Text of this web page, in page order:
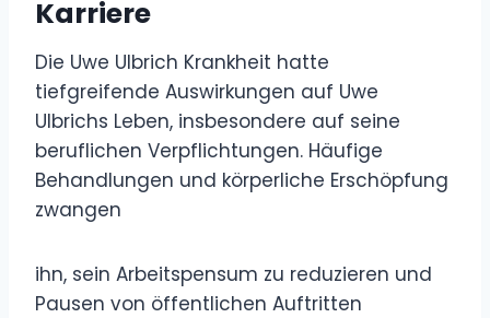
Karriere
Die Uwe Ulbrich Krankheit hatte
tiefgreifende Auswirkungen auf Uwe
Ulbrichs Leben, insbesondere auf seine
beruflichen Verpflichtungen. Häufige
Behandlungen und körperliche Erschöpfung
zwangen
ihn, sein Arbeitspensum zu reduzieren und
Pausen von öffentlichen Auftritten